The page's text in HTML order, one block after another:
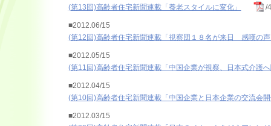
(第13回)高齢者住宅新聞連載「養老スタイルに変化」
/
■2012.06/15
(第12回)高齢者住宅新聞連載「視察団１８名が来日 感嘆の
■2012.05/15
(第11回)高齢者住宅新聞連載「中国企業が視察、日本式介護
■2012.04/15
(第10回)高齢者住宅新聞連載「中国企業と日本企業の交流会
■2012.03/15